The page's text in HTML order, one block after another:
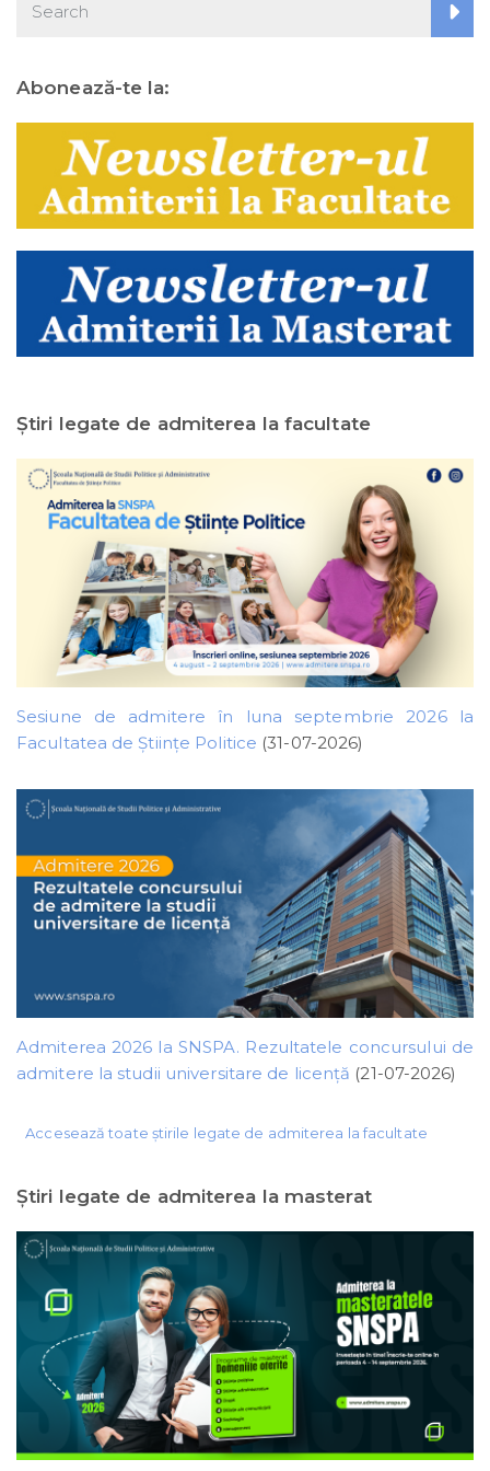
Abonează-te la:
Ştiri legate de admiterea la facultate
Sesiune de admitere în luna septembrie 2026 la
Facultatea de Științe Politice (31-07-2026)
Admiterea 2026 la SNSPA. Rezultatele concursului de
admitere la studii universitare de licență (21-07-2026)
Accesează toate știrile legate de admiterea la facultate
Ştiri legate de admiterea la masterat